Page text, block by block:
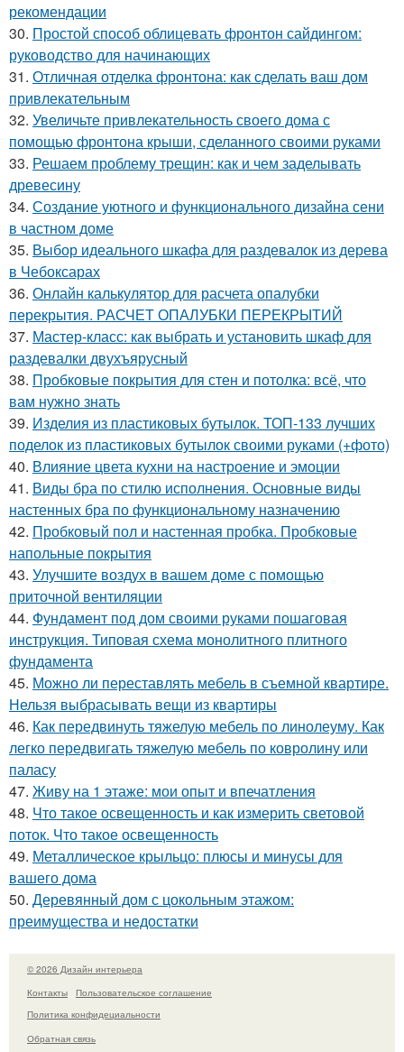
рекомендации
30. Простой способ облицевать фронтон сайдингом:
руководство для начинающих
31. Отличная отделка фронтона: как сделать ваш дом
привлекательным
32. Увеличьте привлекательность своего дома с
помощью фронтона крыши, сделанного своими руками
33. Решаем проблему трещин: как и чем заделывать
древесину
34. Создание уютного и функционального дизайна сени
в частном доме
35. Выбор идеального шкафа для раздевалок из дерева
в Чебоксарах
36. Онлайн калькулятор для расчета опалубки
перекрытия. РАСЧЕТ ОПАЛУБКИ ПЕРЕКРЫТИЙ
37. Мастер-класс: как выбрать и установить шкаф для
раздевалки двухъярусный
38. Пробковые покрытия для стен и потолка: всё, что
вам нужно знать
39. Изделия из пластиковых бутылок. ТОП-133 лучших
поделок из пластиковых бутылок своими руками (+фото)
40. Влияние цвета кухни на настроение и эмоции
41. Виды бра по стилю исполнения. Основные виды
настенных бра по функциональному назначению
42. Пробковый пол и настенная пробка. Пробковые
напольные покрытия
43. Улучшите воздух в вашем доме с помощью
приточной вентиляции
44. Фундамент под дом своими руками пошаговая
инструкция. Типовая схема монолитного плитного
фундамента
45. Можно ли переставлять мебель в съемной квартире.
Нельзя выбрасывать вещи из квартиры
46. Как передвинуть тяжелую мебель по линолеуму. Как
легко передвигать тяжелую мебель по ковролину или
паласу
47. Живу на 1 этаже: мои опыт и впечатления
48. Что такое освещенность и как измерить световой
поток. Что такое освещенность
49. Металлическое крыльцо: плюсы и минусы для
вашего дома
50. Деревянный дом с цокольным этажом:
преимущества и недостатки
© 2026 Дизайн интерьера
Контакты
Пользовательское соглашение
Политика конфидециальности
Обратная связь